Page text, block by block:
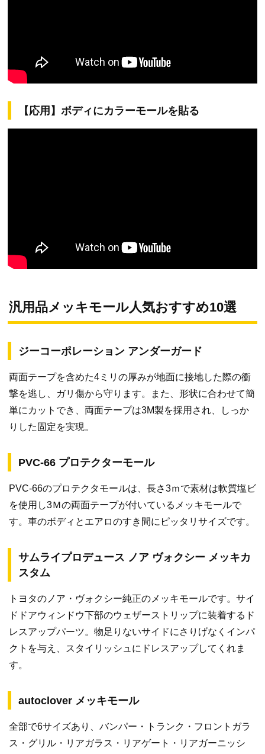
【応用】ボディにカラーモールを貼る
汎用品メッキモール人気おすすめ10選
ジーコーポレーション アンダーガード
両面テープを含めた4ミリの厚みが地面に接地した際の衝
撃を逃し、ガリ傷から守ります。また、形状に合わせて簡
単にカットでき、両面テープは3M製を採用され、しっか
りした固定を実現。
PVC-66 プロテクターモール
PVC-66のプロテクタモールは、長さ3ｍで素材は軟質塩ビ
を使用し3Ｍの両面テープが付いているメッキモールで
す。車のボディとエアロのすき間にピッタリサイズです。
サムライプロデュース ノア ヴォクシー メッキカ
スタム
トヨタのノア・ヴォクシー純正のメッキモールです。サイ
ドドアウィンドウ下部のウェザーストリップに装着するド
レスアップパーツ。物足りないサイドにさりげなくインパ
クトを与え、スタイリッシュにドレスアップしてくれま
す。
autoclover メッキモール
全部で6サイズあり、バンパー・トランク・フロントガラ
ス・グリル・リアガラス・リアゲート・リアガーニッシ